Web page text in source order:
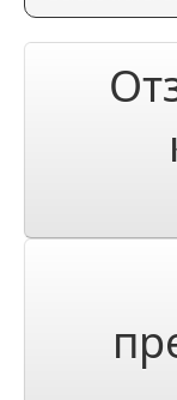
Акции и скидки
Доставка и оплата
Доставка и
Доставка по
Доставка и
Ответы на